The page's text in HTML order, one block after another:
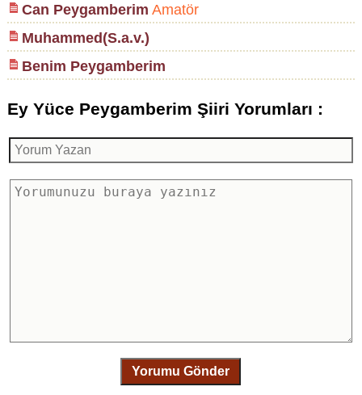
Can Peygamberim Amatör
Muhammed(S.a.v.)
Benim Peygamberim
Ey Yüce Peygamberim Şiiri Yorumları :
Yorumu Gönder